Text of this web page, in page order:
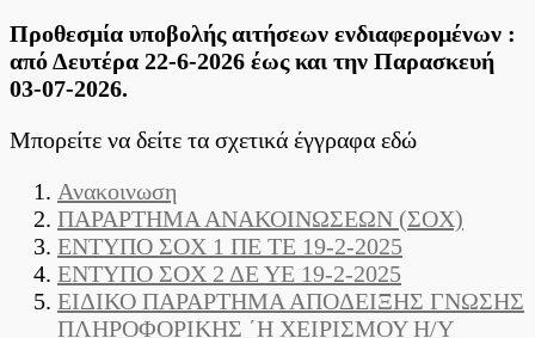
Προθεσμία υποβολής αιτήσεων ενδιαφερομένων :
από Δευτέρα 22-6-2026 έως και την Παρασκευή
03-07-2026.
Μπορείτε να δείτε τα σχετικά έγγραφα εδώ
Ανακοινωση
ΠΑΡΑΡΤΗΜΑ ΑΝΑΚΟΙΝΩΣΕΩΝ (ΣΟΧ)
ΕΝΤΥΠΟ ΣΟΧ 1 ΠΕ ΤΕ 19-2-2025
ΕΝΤΥΠΟ ΣΟΧ 2 ΔΕ ΥΕ 19-2-2025
ΕΙΔΙΚΟ ΠΑΡΑΡΤΗΜΑ ΑΠΟΔΕΙΞΗΣ ΓΝΩΣΗΣ
ΠΛΗΡΟΦΟΡΙΚΗΣ ΄Η ΧΕΙΡΙΣΜΟΥ Η/Υ